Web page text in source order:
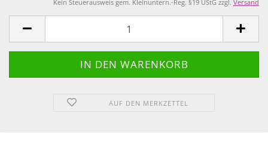
Kein Steuerausweis gem. Kleinuntern.-Reg. §19 UStG zzgl. Versand
AUF DEN MERKZETTEL